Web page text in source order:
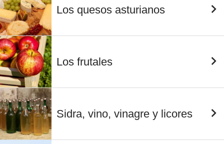
Los quesos asturianos
Los frutales
Sidra, vino, vinagre y licores